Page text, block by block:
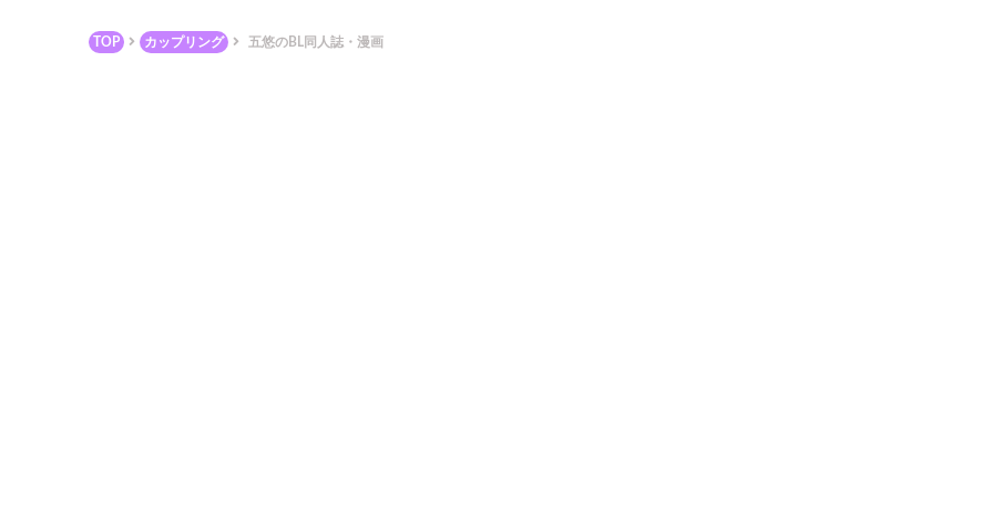
TOP カップリング 五悠のBL同人誌・漫画